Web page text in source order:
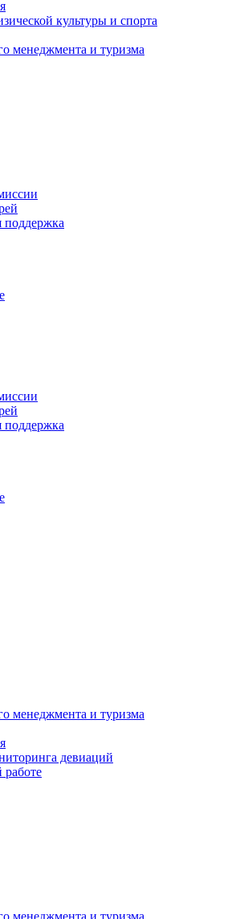
культуры и спорта
менеджмента и туризма
поддержка
поддержка
менеджмента и туризма
девиаций
работе
менеджмента и туризма